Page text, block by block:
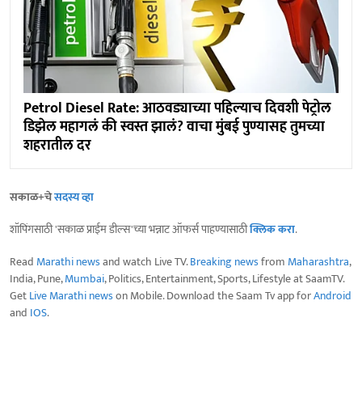
Petrol Diesel Rate: आठवड्याच्या पहिल्याच दिवशी पेट्रोल
डिझेल महागलं की स्वस्त झालं? वाचा मुंबई पुण्यासह तुमच्या
शहरातील दर
सकाळ+चेसदस्य व्हा
शॉपिंगसाठी 'सकाळ प्राईम डील्स'च्या भन्नाट ऑफर्स पाहण्यासाठीक्लिक करा.
Read Marathi newsand watch Live TV.Breaking newsfrom Maharashtra,
India, Pune,Mumbai, Politics, Entertainment, Sports, Lifestyle at SaamTV.
GetLive Marathi newson Mobile. Download the Saam Tv app forAndroid
and IOS.